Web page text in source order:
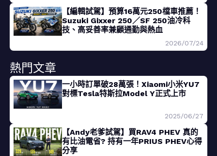
【編輯試駕】預算16萬元250檔車推薦！
Suzuki Gixxer 250／SF 250油冷科
技、高妥善率兼顧通勤與熱血
2026/07/24
熱門文章
一小時訂單破28萬張！Xiaomi小米YU7
對標Tesla特斯拉Model Y正式上市
2025/06/27
【Andy老爹試駕】買RAV4 PHEV 真的
有比油電省? 持有一年PRIUS PHEV心得
分享